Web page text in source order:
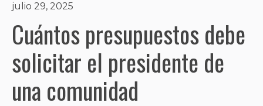
julio 29, 2025
Cuántos presupuestos debe
solicitar el presidente de
una comunidad